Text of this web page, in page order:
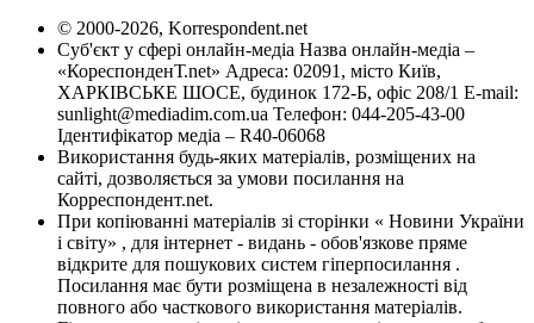
© 2000-2026, Korrespondent.net
Суб'єкт у сфері онлайн-медіа Назва онлайн-медіа –
«КореспонденТ.net» Адреса: 02091, місто Київ,
ХАРКІВСЬКЕ ШОСЕ, будинок 172-Б, офіс 208/1 E-mail:
sunlight@mediadim.com.ua Телефон: 044-205-43-00
Ідентифікатор медіа – R40-06068
Використання будь-яких матеріалів, розміщених на
сайті, дозволяється за умови посилання на
Корреспондент.net.
При копіюванні матеріалів зі сторінки « Новини України
і світу» , для інтернет - видань - обов'язкове пряме
відкрите для пошукових систем гіперпосилання .
Посилання має бути розміщена в незалежності від
повного або часткового використання матеріалів.